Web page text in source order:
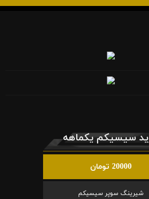
سیسیکم یکماهه
20000 تومان
شیرینگ سوپر سیسیکم